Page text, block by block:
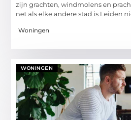
zijn grachten, windmolens en
net als elke andere stad is Leiden
Woningen
WONINGEN